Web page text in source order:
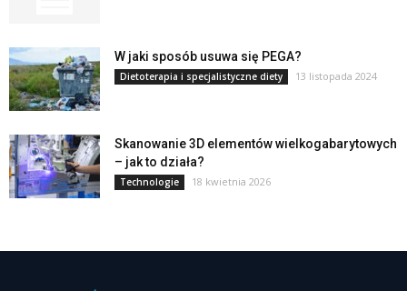
W jaki sposób usuwa się PEGA?
Dietoterapia i specjalistyczne diety 13 listopada 2024
Skanowanie 3D elementów wielkogabarytowych
– jak to działa?
Technologie 18 kwietnia 2026